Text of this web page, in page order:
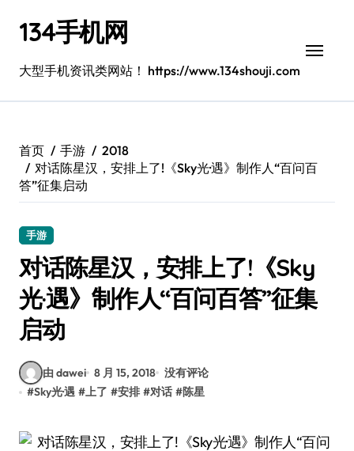
134手机网
大型手机资讯类网站！ https://www.134shouji.com
首页 手游
2018
对话陈星汉，安排上了!《Sky光·遇》制作人“百问百
答”征集启动
手游
对话陈星汉，安排上了!《Sky
光·遇》制作人“百问百答”征集
启动
由 dawei 8 月 15, 2018 没有评论
#Sky光·遇 #上了 #安排 #对话 #陈星